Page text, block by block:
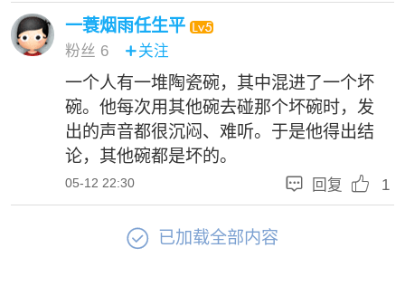
一蓑烟雨任生平
粉丝 6 关注
一个人有一堆陶瓷碗，其中混进了一个坏
碗。他每次用其他碗去碰那个坏碗时，发
出的声音都很沉闷、难听。于是他得出结
论，其他碗都是坏的。
05-12 22:30  回复  1
 已加载全部内容